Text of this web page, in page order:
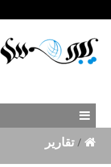
/ تقارير